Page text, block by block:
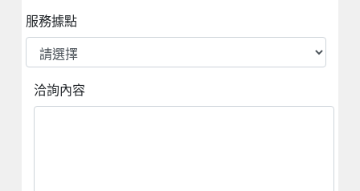
服務據點
洽詢內容